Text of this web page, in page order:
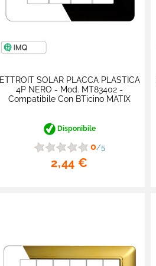
ETTROIT SOLAR PLACCA PLASTICA
4P NERO - Mod. MT83402 -
Compatibile Con BTicino MATIX
Disponibile
0/5
2,44 €